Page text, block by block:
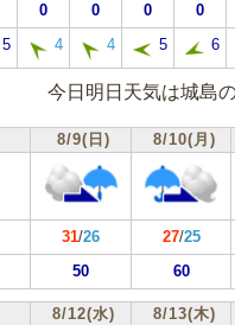
0 0 0 0
5 4 4 5 6
今日明日天気は城島
8/9(日) 8/10(月)
31/26 27/25
50 60
8/12(水) 8/13(木)